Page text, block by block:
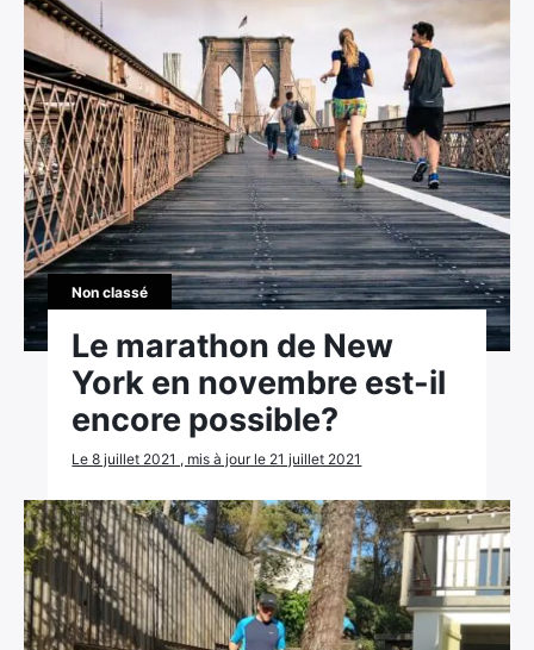
Non classé
Le marathon de New
York en novembre est-il
encore possible?
Le 8 juillet 2021 , mis à jour le 21 juillet 2021